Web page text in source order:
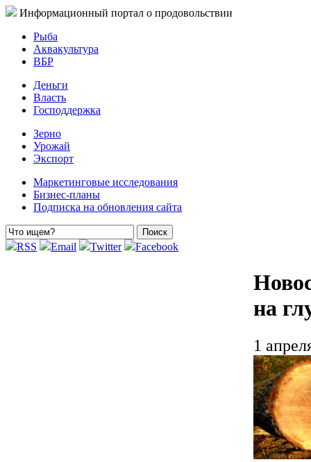
Информационный портал о продовольствии
Рыба
Аквакультура
ВБР
Деньги
Власть
Господдержка
Зерно
Урожай
Экспорт
Маркетинговые исследования
Бизнес-планы
Подписка на обновления сайта
RSS Email Twitter Facebook
на
1